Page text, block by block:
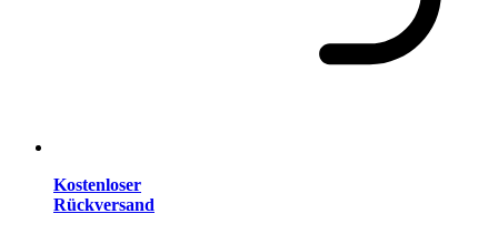
Kostenloser
Rückversand